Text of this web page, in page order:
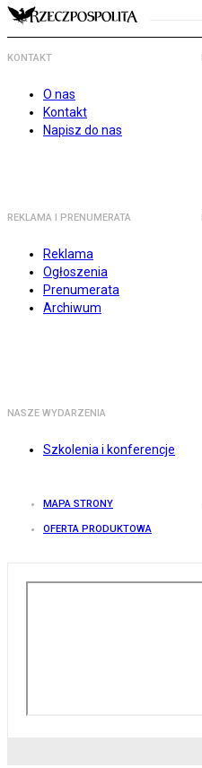
KONTAKT
O nas
Kontakt
Napisz do nas
REKLAMA I PRENUMERATA
Reklama
Ogłoszenia
Prenumerata
Archiwum
NASZE WYDARZENIA
Szkolenia i konferencje
MAPA STRONY
OFERTA PRODUKTOWA